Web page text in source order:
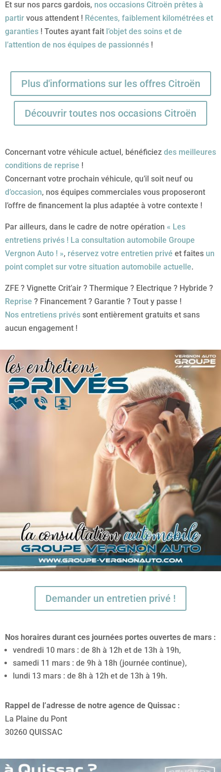
Et sur nos parcs gardois, nos occasions Citroën prêtes à
partir vous attendent ! Récentes, faiblement kilométrées et
garanties ! Toutes ayant fait l’objet des soins et de
l’attention de nos équipes de passionnés !
Plus d'informations sur les offres Citroën
Découvrir toutes nos occasions Citroën
Concernant votre véhicule actuel, bénéficiez des meilleures
conditions de reprise !
Concernant votre prochain véhicule, qu’il soit neuf ou
d’occasion, nos équipes commerciales vous proposeront
l’offre de financement la plus adaptée à votre contexte !
Par ailleurs, dans le cadre de notre opération « Les
entretiens privés ! La consultation automobile Groupe
Vergnon Auto ! », réservez votre entretien privé et faites un
point complet sur votre situation automobile actuelle.
ZFE ? Vignette Crit’air ? Thermique ? Electrique ? Hybride ?
Reprise ? Financement ? Garantie ? Tout y passe !
Nos entretiens privés sont entièrement gratuits et sans
aucun engagement !
Demander un entretien privé !
Nos horaires durant ces journées portes ouvertes de mars :
vendredi 10 mars : de 8h à 12h et de 13h à 19h,
samedi 11 mars : de 9h à 18h (journée continue),
lundi 13 mars : de 8h à 12h et de 13h à 19h.
Rappel de l’adresse de notre agence de Quissac :
La Plaine du Pont
30260 QUISSAC